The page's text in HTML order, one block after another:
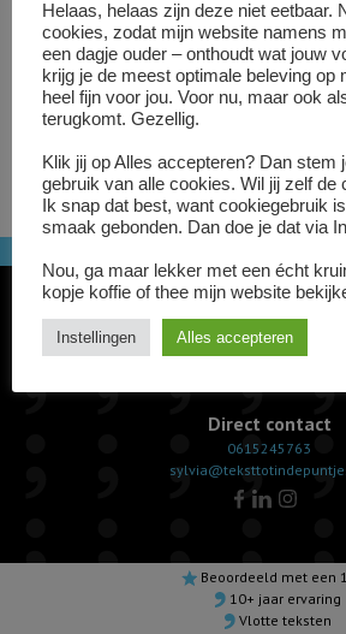
gevonden: Sylvia van PuntKomma.
Direct contact
0615245763
Beoordeeld met een
10+ jaar ervaring
Vlotte teksten
Helaas, helaas zijn deze niet eetbaar.
cookies, zodat mijn website namens
een dagje ouder – onthoudt wat jouw
krijg je de meest optimale beleving op
heel fijn voor jou. Voor nu, maar ook
terugkomt. Gezellig.
Klik jij op Alles accepteren? Dan stem
gebruik van alle cookies. Wil jij zelf de
Ik snap dat best, want cookiegebruik
smaak gebonden. Dan doe je dat via
Nou, ga maar lekker met een écht
kopje koffie of thee mijn website
Instellingen Alles accepteren